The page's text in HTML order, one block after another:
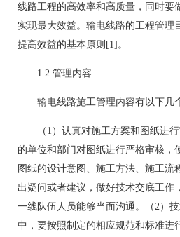
线路工程的高效率和高质量，同时要
实现最大效益。输电线路的工程管理
提高效益的基本原则[1]。
1.2 管理内容
输电线路施工管理内容有以下几
（1）认真对施工方案和图纸进行
的单位和部门对图纸进行严格审核，
图纸的设计意图、施工方法、施工流
出疑问或者建议，做好技术交底工作
一线队伍人员能够当面沟通。（2）
中，要按照制定的相应规范和标准进